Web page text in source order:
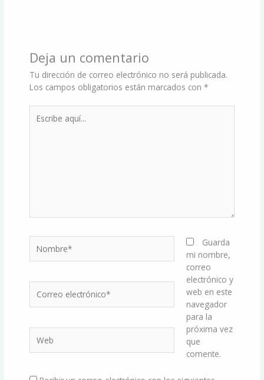
Deja un comentario
Tu dirección de correo electrónico no será publicada.
Los campos obligatorios están marcados con*
aquí...
electrónico*
Guarda
mi nombre,
correo
electrónico y
web en este
navegador
para la
próxima vez
que
comente.